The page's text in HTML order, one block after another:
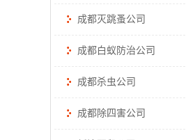
成都灭跳蚤公司
成都白蚁防治公司
成都杀虫公司
成都除四害公司